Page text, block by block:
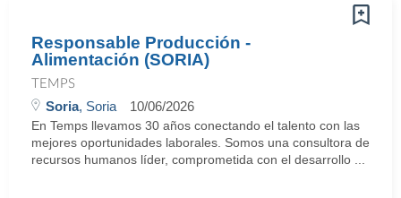
Responsable Producción -
Alimentación (SORIA)
TEMPS
Soria, Soria 10/06/2026
En Temps llevamos 30 años conectando el talento con las
mejores oportunidades laborales. Somos una consultora de
recursos humanos líder, comprometida con el desarrollo ...